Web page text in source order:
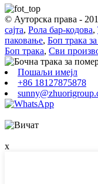
© Ауторска права -
сајта, Рола бар-кодова,
паковање, Боп трака
Боп трака, Сви
Пошаљи имејл
+86 18127875878
x